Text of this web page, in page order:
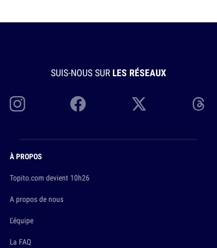
SUIS-NOUS SUR LES RÉSEAUX
À PROPOS
Topito.com devient 10h26
A propos de nous
L'équipe
La FAQ